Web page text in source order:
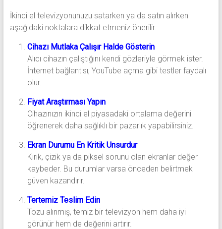
İkinci el televizyonunuzu satarken ya da satın alırken
aşağıdaki noktalara dikkat etmeniz önerilir:
Cihazı Mutlaka Çalışır Halde Gösterin
Alıcı cihazın çalıştığını kendi gözleriyle görmek ister.
İnternet bağlantısı, YouTube açma gibi testler faydalı
olur.
Fiyat Araştırması Yapın
Cihazınızın ikinci el piyasadaki ortalama değerini
öğrenerek daha sağlıklı bir pazarlık yapabilirsiniz.
Ekran Durumu En Kritik Unsurdur
Kırık, çizik ya da piksel sorunu olan ekranlar değer
kaybeder. Bu durumlar varsa önceden belirtmek
güven kazandırır.
Tertemiz Teslim Edin
Tozu alınmış, temiz bir televizyon hem daha iyi
görünür hem de değerini artırır.